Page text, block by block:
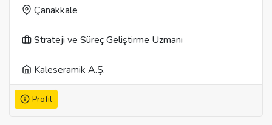
Çanakkale
Strateji ve Süreç Geliştirme Uzmanı
Kaleseramik A.Ş.
Profil